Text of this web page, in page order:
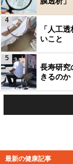
「人工
いこと
4
長寿研究
きるのか
5
最新の健康記事